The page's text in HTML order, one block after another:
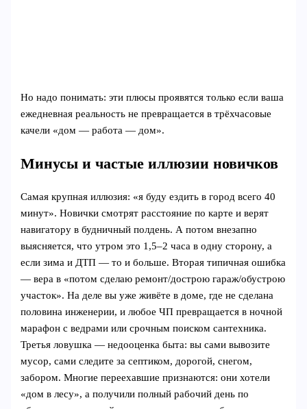
Но надо понимать: эти плюсы проявятся только если ваша
ежедневная реальность не превращается в трёхчасовые
качели «дом — работа — дом».
Минусы и частые иллюзии новичков
Самая крупная иллюзия: «я буду ездить в город всего 40
минут». Новички смотрят расстояние по карте и верят
навигатору в будничный полдень. А потом внезапно
выясняется, что утром это 1,5–2 часа в одну сторону, а
если зима и ДТП — то и больше. Вторая типичная ошибка
— вера в «потом сделаю ремонт/дострою гараж/обустрою
участок». На деле вы уже живёте в доме, где не сделана
половина инженерии, и любое ЧП превращается в ночной
марафон с ведрами или срочным поиском сантехника.
Третья ловушка — недооценка быта: вы сами вывозите
мусор, сами следите за септиком, дорогой, снегом,
забором. Многие переехавшие признаются: они хотели
«дом в лесу», а получили полный рабочий день по